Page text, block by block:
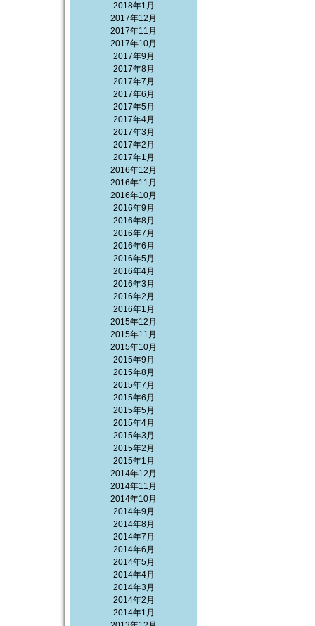
2018年1月
2017年12月
2017年11月
2017年10月
2017年9月
2017年8月
2017年7月
2017年6月
2017年5月
2017年4月
2017年3月
2017年2月
2017年1月
2016年12月
2016年11月
2016年10月
2016年9月
2016年8月
2016年7月
2016年6月
2016年5月
2016年4月
2016年3月
2016年2月
2016年1月
2015年12月
2015年11月
2015年10月
2015年9月
2015年8月
2015年7月
2015年6月
2015年5月
2015年4月
2015年3月
2015年2月
2015年1月
2014年12月
2014年11月
2014年10月
2014年9月
2014年8月
2014年7月
2014年6月
2014年5月
2014年4月
2014年3月
2014年2月
2014年1月